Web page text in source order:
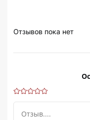
Отзывов пока нет